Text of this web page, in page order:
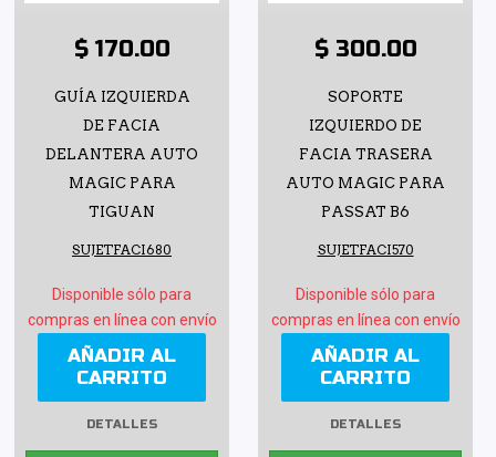
$ 170.00
GUÍA IZQUIERDA
DE FACIA
DELANTERA AUTO
MAGIC PARA
TIGUAN
SUJETFACI680
Disponible sólo para
compras en línea con envío
AÑADIR AL
CARRITO
DETALLES
$ 300.00
SOPORTE
IZQUIERDO DE
FACIA TRASERA
AUTO MAGIC PARA
PASSAT B6
SUJETFACI570
Disponible sólo para
compras en línea con envío
AÑADIR AL
CARRITO
DETALLES